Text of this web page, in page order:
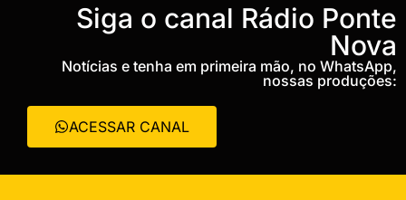
‎Siga o canal Rádio Ponte
Nova
Notícias e tenha em primeira mão, no WhatsApp,
nossas produções:
ACESSAR CANAL